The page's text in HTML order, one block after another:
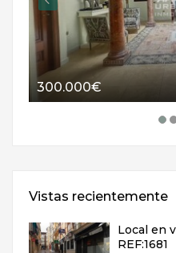
300.000€
Vistas recientemente
Local en
REF:1681